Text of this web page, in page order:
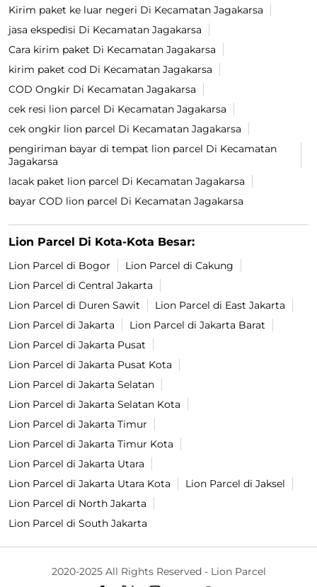
Kirim paket ke luar negeri Di Kecamatan Jagakarsa
jasa ekspedisi Di Kecamatan Jagakarsa
Cara kirim paket Di Kecamatan Jagakarsa
kirim paket cod Di Kecamatan Jagakarsa
COD Ongkir Di Kecamatan Jagakarsa
cek resi lion parcel Di Kecamatan Jagakarsa
cek ongkir lion parcel Di Kecamatan Jagakarsa
pengiriman bayar di tempat lion parcel Di Kecamatan
Jagakarsa
lacak paket lion parcel Di Kecamatan Jagakarsa
bayar COD lion parcel Di Kecamatan Jagakarsa
Lion Parcel Di Kota-Kota Besar:
Lion Parcel di Bogor
Lion Parcel di Cakung
Lion Parcel di Central Jakarta
Lion Parcel di Duren Sawit
Lion Parcel di East Jakarta
Lion Parcel di Jakarta
Lion Parcel di Jakarta Barat
Lion Parcel di Jakarta Pusat
Lion Parcel di Jakarta Pusat Kota
Lion Parcel di Jakarta Selatan
Lion Parcel di Jakarta Selatan Kota
Lion Parcel di Jakarta Timur
Lion Parcel di Jakarta Timur Kota
Lion Parcel di Jakarta Utara
Lion Parcel di Jakarta Utara Kota
Lion Parcel di Jaksel
Lion Parcel di North Jakarta
Lion Parcel di South Jakarta
2020-2025 All Rights Reserved - Lion Parcel